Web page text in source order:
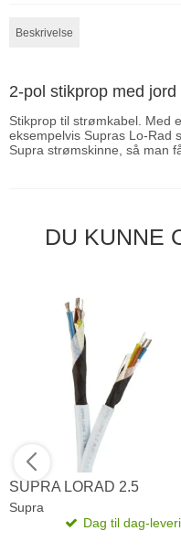
Beskrivelse
2-pol stikprop med jord
Stikprop til strømkabel. Med
eksempelvis Supras Lo-Rad
Supra strømskinne, så man
DU KUNNE
SUPRA LORAD 2.5
Supra
Dag til dag-